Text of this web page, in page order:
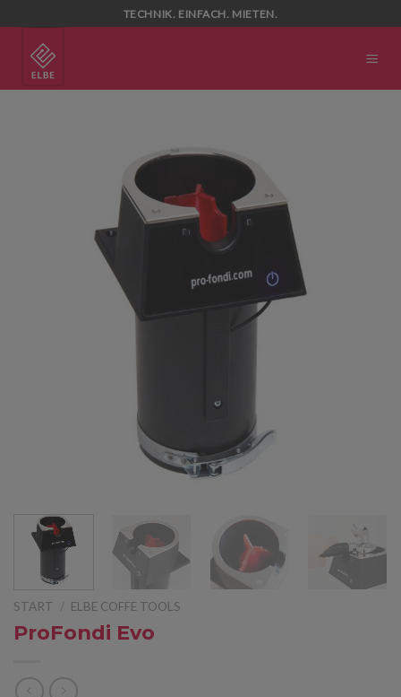
to
content
TECHNIK. EINFACH. MIETEN.
START / ELBE COFFE TOOLS
ProFondi Evo